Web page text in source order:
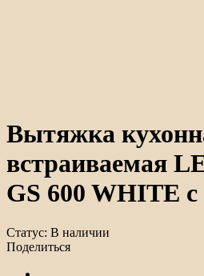
Вытяжка
встраиваемая
GS 600 WHITE
Статус: В наличии
Поделиться